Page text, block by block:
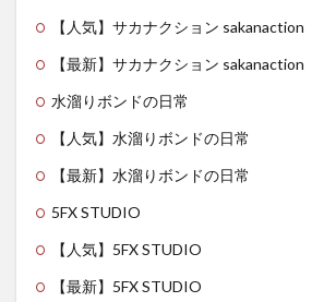
【人気】サカナクション sakanaction
【最新】サカナクション sakanaction
水溜りボンドの日常
【人気】水溜りボンドの日常
【最新】水溜りボンドの日常
5FX STUDIO
【人気】5FX STUDIO
【最新】5FX STUDIO